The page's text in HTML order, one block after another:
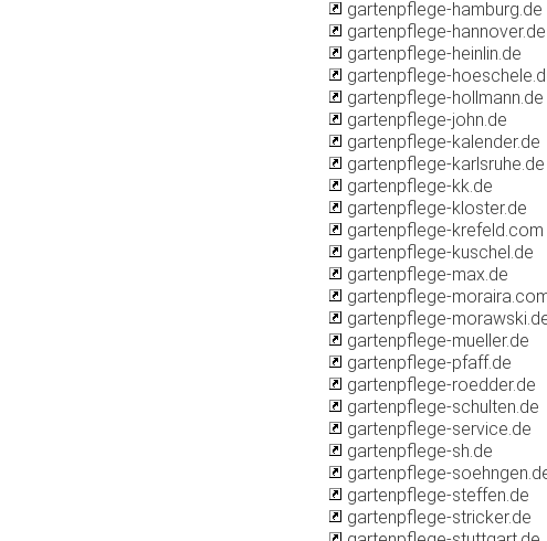
gartenpflege-hamburg.de
gartenpflege-hannover.de
gartenpflege-heinlin.de
gartenpflege-
gartenpflege-hollmann.de
gartenpflege-john.de
gartenpflege-kalender.de
gartenpflege-karlsruhe.de
gartenpflege-kk.de
gartenpflege-kloster.de
gartenpflege-krefeld.com
gartenpflege-kuschel.de
gartenpflege-max.de
gartenpflege-
gartenpflege-
gartenpflege-mueller.de
gartenpflege-pfaff.de
gartenpflege-roedder.de
gartenpflege-schulten.de
gartenpflege-service.de
gartenpflege-sh.de
gartenpflege-
gartenpflege-steffen.de
gartenpflege-stricker.de